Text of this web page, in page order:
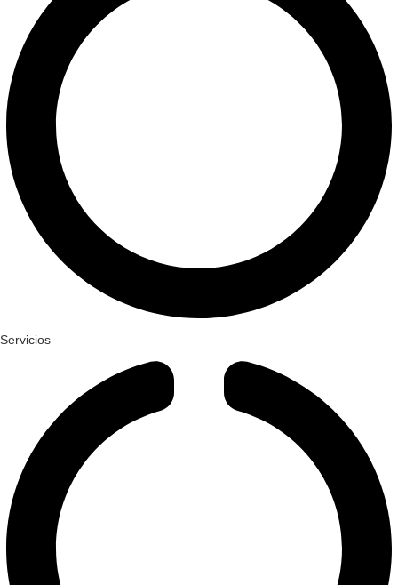
Servicios